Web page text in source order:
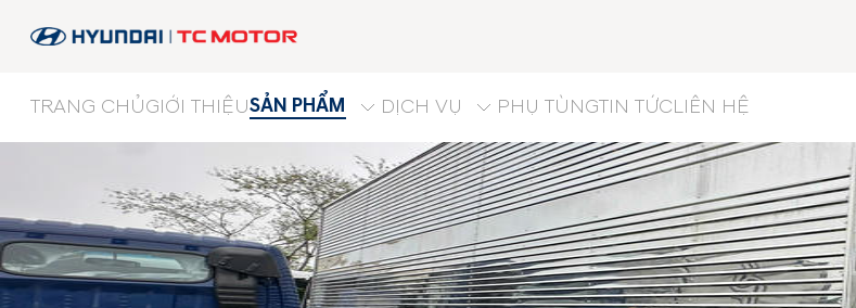
TRANG CHỦGIỚI THIỆUSẢN PHẨM DỊCH VỤ PHỤ TÙNGTIN TỨCLIÊN HỆ